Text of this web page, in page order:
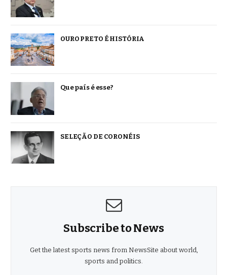
OURO PRETO É HISTÓRIA
Que país é esse?
SELEÇÃO DE CORONÉIS
Subscribe to News
Get the latest sports news from NewsSite about world,
sports and politics.